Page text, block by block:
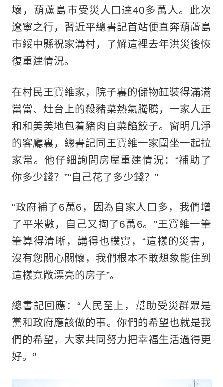
壞，葫蘆島市受災人口達40多萬人。此次
遼寧之行，習近平總書記首站便直奔葫蘆島
市綏中縣祝家溝村，了解這裡去年洪災後恢
復重建情況。
在村民王寶維家，院子裏的儲物缸裝得滿滿
當當、灶台上的殺豬菜熱氣騰騰，一家人正
和和美美地包着豬肉白菜餡餃子。窗明几淨
的客廳裏，總書記同王寶維一家圍坐一起拉
家常。他仔細詢問房屋重建情況：“補助了
你多少錢？”“自己花了多少錢？”
“政府補了6萬6，因為自家人口多，我們增
了平米數，自己又掏了6萬6。”王寶維一筆
筆算得清晰，講得也樸實，“這樣的災害，
沒有您關心關懷，我們根本不敢想象能住到
這樣寬敞漂亮的房子”。
總書記回應：“人民至上，幫助受災群眾是
黨和政府應該做的事。你們的希望也就是我
們的希望，大家共同努力把幸福生活過得更
好。”